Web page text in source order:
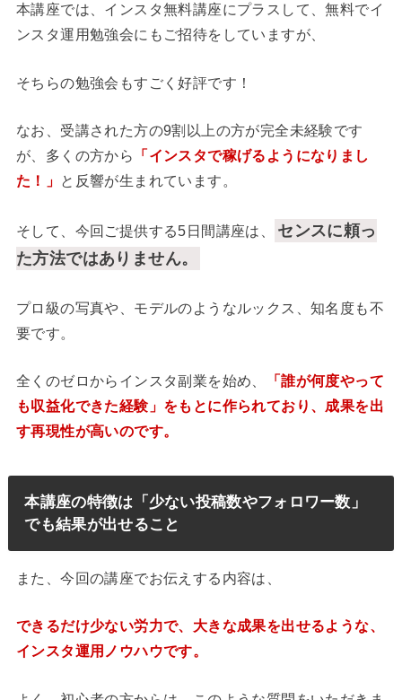
本講座では、インスタ無料講座にプラスして、無料でイ
ンスタ運用勉強会にもご招待をしていますが、
そちらの勉強会もすごく好評です！
なお、受講された方の9割以上の方が完全未経験です
が、多くの方から
「インスタで稼げるようになりまし
た！」 と反響が生まれています。
そして、今回ご提供する5日間講座は、
センスに頼っ
た方法ではありません。
プロ級の写真や、モデルのようなルックス、知名度も不
要です。
全くのゼロからインスタ副業を始め、
「誰が何度やって
も収益化できた経験」をもとに作られており、成果を出
す再現性が高いのです。
本講座の特徴は「少ない投稿数やフォロワー数」
でも結果が出せること
また、今回の講座でお伝えする内容は、
できるだけ少ない労力で、大きな成果を出せるような、
インスタ運用ノウハウです。